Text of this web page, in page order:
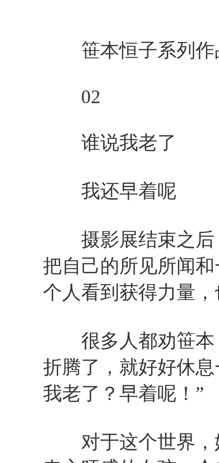
笹本恒子系列作
02
谁说我老了
我还早着呢
摄影展结束之后
把自己的所见所闻
个人看到获得力量
很多人都劝笹本
折腾了，就好好休
我老了？早着呢！”
对于这个世界，